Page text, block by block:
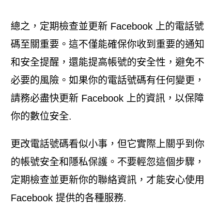
總之，定期檢查並更新 Facebook 上的電話號
碼至關重要。這不僅能確保你收到重要的通知
和安全提醒，還能提高帳號的安全性，避免不
必要的風險。如果你的電話號碼有任何變更，
請務必盡快更新 Facebook 上的資訊，以保障
你的數位安全.
更改電話號碼看似小事，但它實際上關乎到你
的帳號安全和隱私保護。不要輕忽這個步驟，
定期檢查並更新你的聯絡資訊，才能安心使用
Facebook 提供的各種服務.